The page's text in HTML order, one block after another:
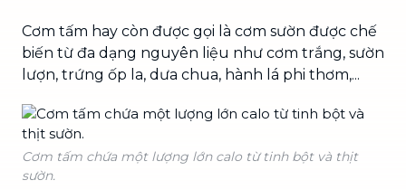
Cơm tấm hay còn được gọi là cơm sườn được chế
biến từ đa dạng nguyên liệu như cơm trắng, sườn
lượn, trứng ốp la, dưa chua, hành lá phi thơm,...
Cơm tấm chứa một lượng lớn calo từ tinh bột và thịt
sườn.